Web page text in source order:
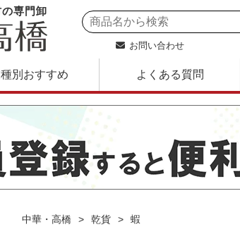
専門卸
お問い合わせ
別おすすめ よくある質問
中華・高橋 乾貨 蝦